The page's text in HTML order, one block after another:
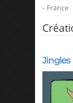
- France
Jingles